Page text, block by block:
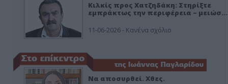
Κιλκίς προς Χατζηδάκη: Στηρίξτε
εμπράκτως την περιφέρεια – μειώσ…
11-06-2026 - Κανένα σχόλιο
Να αποσυρθεί. Χθες.